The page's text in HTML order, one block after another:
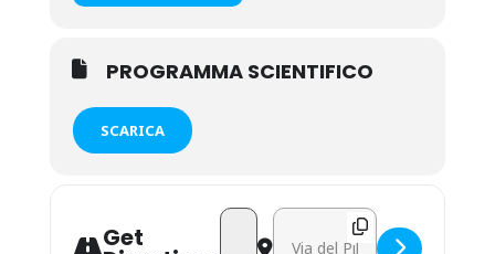
PROGRAMMA SCIENTIFICO
SCARICA
Get Address - Nu.Me. - Nutrition and
Destination Address -